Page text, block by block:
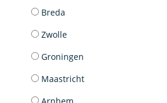
Breda
Zwolle
Groningen
Maastricht